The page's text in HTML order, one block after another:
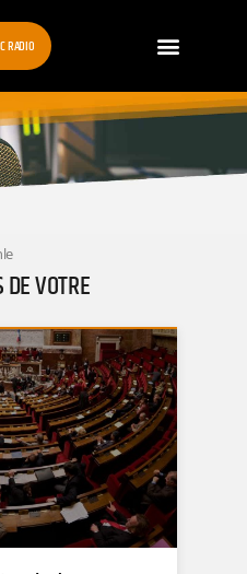
RADIO
VOTRE